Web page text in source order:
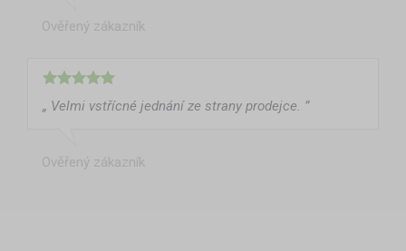
Ověřený zákazník
„ Velmi vstřícné jednání ze strany prodejce. ”
Ověřený zákazník